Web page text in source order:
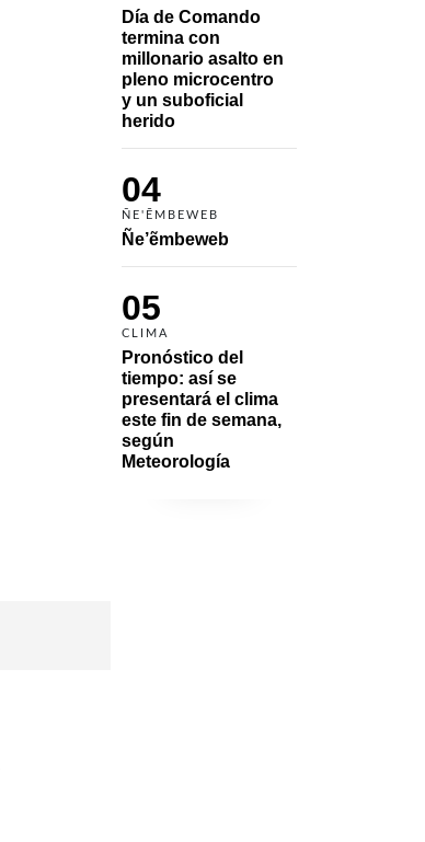
Día de Comando
termina con
millonario asalto en
pleno microcentro
y un suboficial
herido
04
ÑE'ẼMBEWEB
Ñe’ẽmbeweb
05
CLIMA
Pronóstico del
tiempo: así se
presentará el clima
este fin de semana,
según
Meteorología